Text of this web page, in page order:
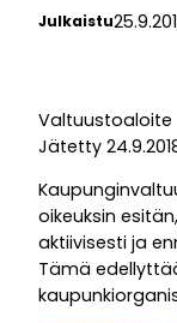
Julkaistu
Valtuustoaloite
Jätetty
oikeuksin
aktiivisesti ja
Tämä